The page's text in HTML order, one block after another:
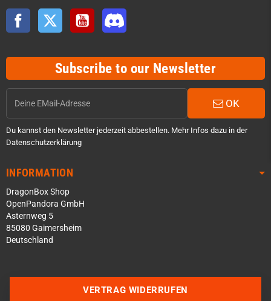
Facebook Twitter YouTube
Subscribe to our Newsletter
OK
Du kannst den Newsletter jederzeit abbestellen. Mehr Infos dazu in der
Datenschutzerklärung
INFORMATION
DragonBox Shop
OpenPandora GmbH
Asternweg 5
85080 Gaimersheim
Deutschland
VERTRAG WIDERRUFEN